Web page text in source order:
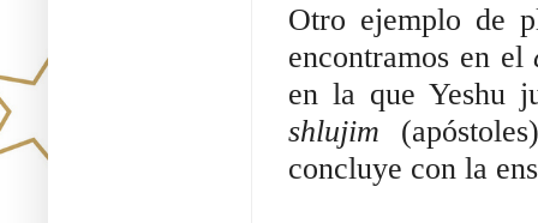
Otro ejemplo de
encontramos en el
en la que Yeshu
shlujim
concluye con la